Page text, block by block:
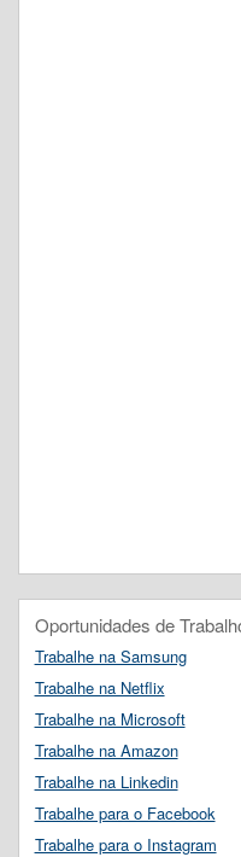
Oportunidades de
Trabalhe na Samsung
Trabalhe na Netflix
Trabalhe na Microsoft
Trabalhe na Amazon
Trabalhe na Linkedin
Trabalhe para o Facebook
Trabalhe para o Instagram